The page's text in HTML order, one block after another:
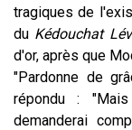
tragiques de
du Kédouchat
d'or, après que
"Pardonne de
répondu :
demanderai